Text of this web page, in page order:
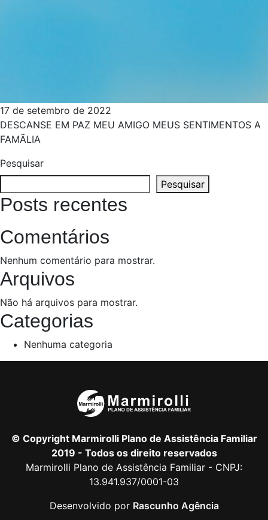
17 de setembro de 2022
DESCANSE EM PAZ MEU AMIGO MEUS SENTIMENTOS A
FAMÃ­LIA
Pesquisar
Pesquisar
Posts recentes
Comentários
Nenhum comentário para mostrar.
Arquivos
Não há arquivos para mostrar.
Categorias
Nenhuma categoria
© Copyright Marmirolli Plano de Assistência Familiar
2019 - Todos os direito reservados
Marmirolli Plano de Assistência Familiar - CNPJ:
13.941.937/0001-03
Desenvolvido por Rascunho Agência